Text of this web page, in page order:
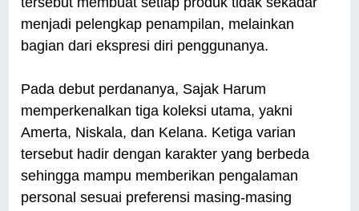
menjadi pelengkap penampilan, melainkan
bagian dari ekspresi diri penggunanya.
Pada debut perdananya, Sajak Harum
memperkenalkan tiga koleksi utama, yakni
Amerta, Niskala, dan Kelana. Ketiga varian
tersebut hadir dengan karakter yang berbeda
sehingga mampu memberikan pengalaman
personal sesuai preferensi masing-masing